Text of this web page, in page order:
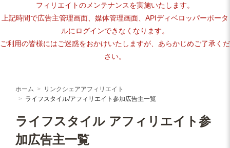
フィリエイトのメンテナンスを実施いたします。
上記時間で広告主管理画面、媒体管理画面、APIディベロッパーポータ
ルにログインできなくなります。
ご利用の皆様にはご迷惑をおかけいたしますが、あらかじめご了承くだ
さい。
ホーム
リンクシェアアフィリエイト
ライフスタイル/アフィリエイト参加広告主一覧
ライフスタイル アフィリエイト参
加広告主一覧